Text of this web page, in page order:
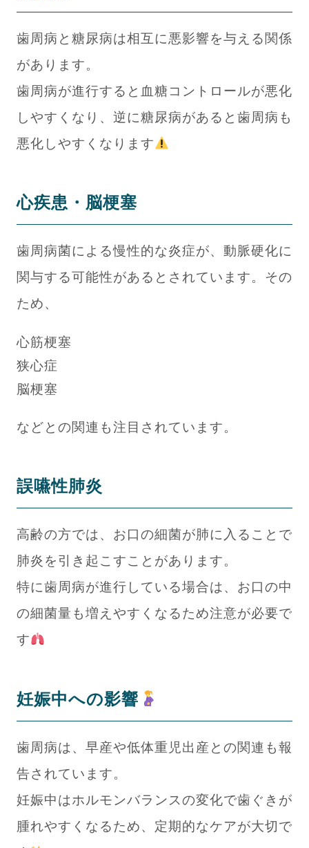
歯周病と糖尿病は相互に悪影響を与える関係
があります。
歯周病が進行すると血糖コントロールが悪化
しやすくなり、逆に糖尿病があると歯周病も
悪化しやすくなります
心疾患・脳梗塞
歯周病菌による慢性的な炎症が、動脈硬化に
関与する可能性があるとされています。その
ため、
心筋梗塞
狭心症
脳梗塞
などとの関連も注目されています。
誤嚥性肺炎
高齢の方では、お口の細菌が肺に入ることで
肺炎を引き起こすことがあります。
特に歯周病が進行している場合は、お口の中
の細菌量も増えやすくなるため注意が必要で
す
妊娠中への影響
歯周病は、早産や低体重児出産との関連も報
告されています。
妊娠中はホルモンバランスの変化で歯ぐきが
腫れやすくなるため、定期的なケアが大切で